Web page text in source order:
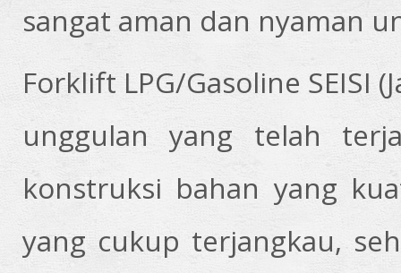
sangat aman dan nyaman
Forklift LPG/Gasoline SEISI
unggulan yang telah
konstruksi bahan yang
yang cukup terjangkau,